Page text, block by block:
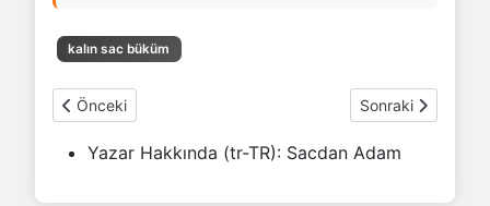
kalın sac büküm
Önceki makale: 60mm st52 (s355j2+n) Abkant büküm
Önceki Sonraki makale:
Sonraki
Yazar Hakkında (tr-TR): Sacdan Adam